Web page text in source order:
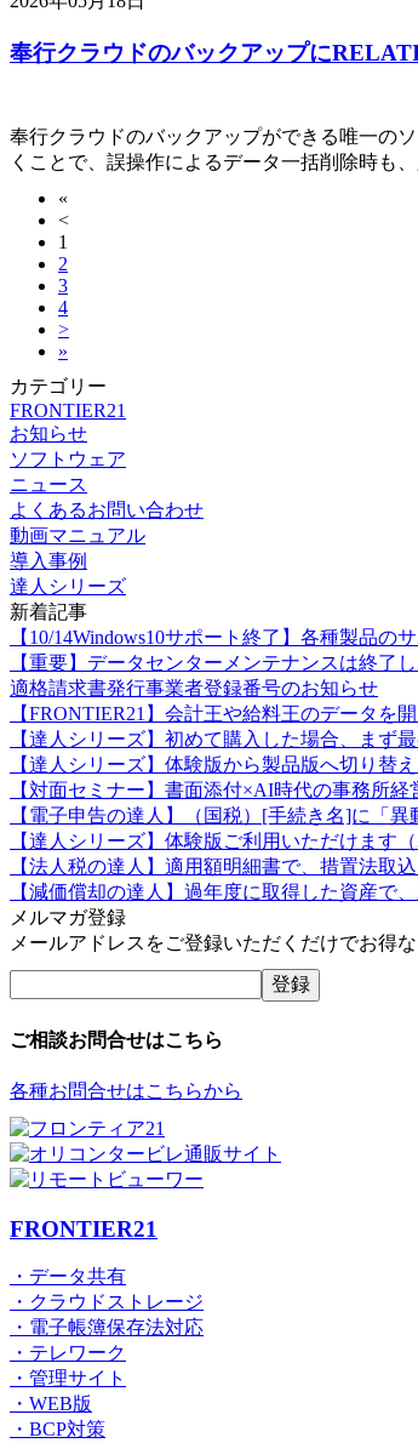
奉行クラウドのバックアップに
奉行クラウドのバックアップができる唯一の
くことで、誤操作によるデータ一括削除時も
«
<
1
2
3
4
>
»
カテゴリー
FRONTIER21
お知らせ
ソフトウェア
ニュース
よくあるお問い合わせ
動画マニュアル
導入事例
達人シリーズ
新着記事
【10/14Windows10サポート終了】各種製品の
【重要】データセンターメンテナンスは終了
適格請求書発行事業者登録番号のお知らせ
【FRONTIER21】会計王や給料王のデータを
【達人シリーズ】初めて購入した場合、まず
【達人シリーズ】体験版から製品版へ切り替
【対面セミナー】書面添付×AI時代の事務所
【電子申告の達人】（国税）[手続き名]に「
【達人シリーズ】体験版ご利用いただけます
【法人税の達人】適用額明細書で、措置法取
【減価償却の達人】過年度に取得した資産で
メルマガ登録
メールアドレスをご登録いただくだけでお得
ご相談お問合せはこちら
各種お問合せはこちらから
FRONTIER21
・データ共有
・クラウドストレージ
・電子帳簿保存法対応
・テレワーク
・管理サイト
・WEB版
・BCP対策